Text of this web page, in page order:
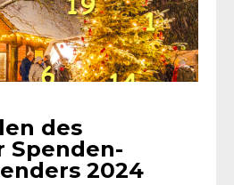
des
Spenden-
2024